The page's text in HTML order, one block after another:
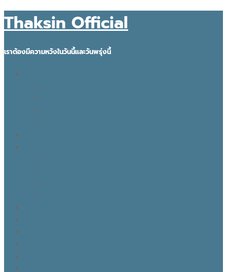
Thaksin Official
เราต้องมีความหวังในวันนี้และวันพรุ่งนี้